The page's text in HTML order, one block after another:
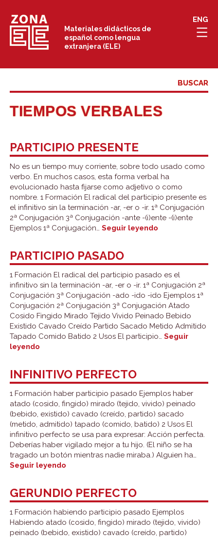
contenido
Materiales didácticos de
español como lengua
extranjera (ELE)
ENG
TIEMPOS VERBALES
PARTICIPIO PRESENTE
No es un tiempo muy corriente, sobre todo usado como
verbo. En muchos casos, esta forma verbal ha
evolucionado hasta fijarse como adjetivo o como
nombre. 1 Formación El radical del participio presente es
el infinitivo sin la terminación -ar, -er o -ir. 1ª Conjugación
2ª Conjugación 3ª Conjugación -ante -(i)ente -(i)ente
Ejemplos 1ª Conjugación… Seguir leyendo
PARTICIPIO PASADO
1 Formación El radical del participio pasado es el
infinitivo sin la terminación -ar, -er o -ir. 1ª Conjugación 2ª
Conjugación 3ª Conjugación -ado -ido -ido Ejemplos 1ª
Conjugación 2ª Conjugación 3ª Conjugación Atado
Cosido Fingido Mirado Tejido Vivido Peinado Bebido
Existido Cavado Creído Partido Sacado Metido Admitido
Tapado Comido Batido 2 Usos El participio… Seguir
leyendo
INFINITIVO PERFECTO
1 Formación haber participio pasado Ejemplos haber
atado (cosido, fingido) mirado (tejido, vivido) peinado
(bebido, existido) cavado (creído, partido) sacado
(metido, admitido) tapado (comido, batido) 2 Usos El
infinitivo perfecto se usa para expresar: Acción perfecta.
Deberías haber vigilado mejor a tu hijo. (El niño se ha
tragado un botón mientras nadie miraba.) Alguien ha…
Seguir leyendo
GERUNDIO PERFECTO
1 Formación habiendo participio pasado Ejemplos
Habiendo atado (cosido, fingido) mirado (tejido, vivido)
peinado (bebido, existido) cavado (creído, partido)